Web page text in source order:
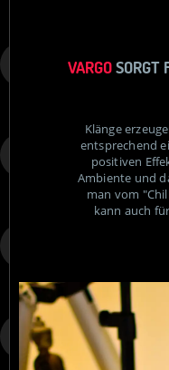
VARGOSORGT
Klänge
entsprechend
positiven
Ambiente und
man vom
kann auch